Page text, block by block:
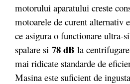
motorului aparatului creste
motoarele de curent alternativ
ce asigura o functionare ultra-
spalare si 78 dB la
mai ridicate standarde de
Masina este suficient de